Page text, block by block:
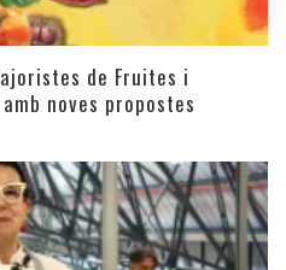
de Fruites i
noves propostes